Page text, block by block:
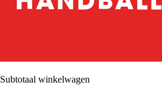
Subtotaal winkelwagen